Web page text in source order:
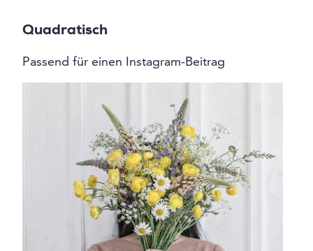
Quadratisch
Passend für einen Instagram-Beitrag